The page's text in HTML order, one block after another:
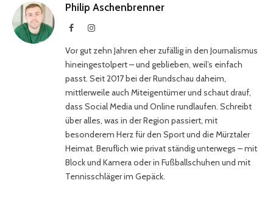
Philip Aschenbrenner
FacebookInstagram
Vor gut zehn Jahren eher zufällig in den Journalismus
hineingestolpert – und geblieben, weil’s einfach
passt. Seit 2017 bei der Rundschau daheim,
mittlerweile auch Miteigentümer und schaut drauf,
dass Social Media und Online rundlaufen. Schreibt
über alles, was in der Region passiert, mit
besonderem Herz für den Sport und die Mürztaler
Heimat. Beruflich wie privat ständig unterwegs – mit
Block und Kamera oder in Fußballschuhen und mit
Tennisschläger im Gepäck.